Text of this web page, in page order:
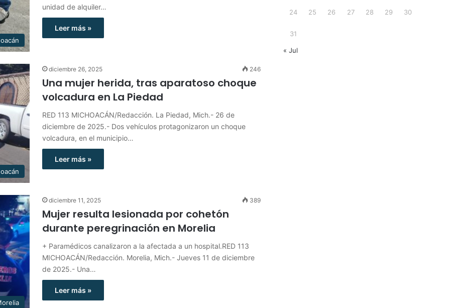
unidad de alquiler…
Leer más »
diciembre 26, 2025 246
Una mujer herida, tras aparatoso choque
volcadura en La Piedad
RED 113 MICHOACÁN/Redacción. La Piedad, Mich.- 26 de
diciembre de 2025.- Dos vehículos protagonizaron un choque
volcadura, en el municipio…
Leer más »
diciembre 11, 2025 389
Mujer resulta lesionada por cohetón
durante peregrinación en Morelia
+ Paramédicos canalizaron a la afectada a un hospital.RED 113
MICHOACÁN/Redacción. Morelia, Mich.- Jueves 11 de diciembre
de 2025.- Una…
Leer más »
24 25 26 27 28 29 30
31
« Jul